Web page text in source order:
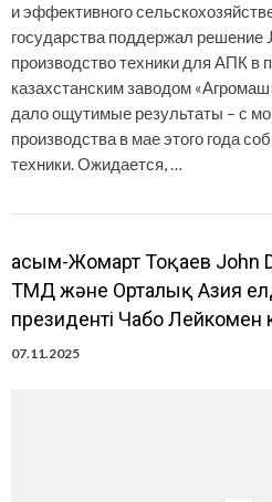
и эффективного
государства поддержал решение
производство техники для АПК в
казахстанским заводом
дало ощутимые результаты – с
производства в мае этого года
техники. Ожидается, …
Қасым-Жомарт Тоқаев
ТМД және Орталық Азия
президенті Чабо Лейкомен
07.11.2025